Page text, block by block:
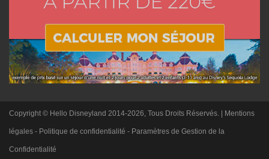
Copyright © Hello Disneyland 2014-2026, Tous Droits Réservés. | Mentions
légales - Politique de confidentialité - Paramètres de Gestion de la
Confidentialité